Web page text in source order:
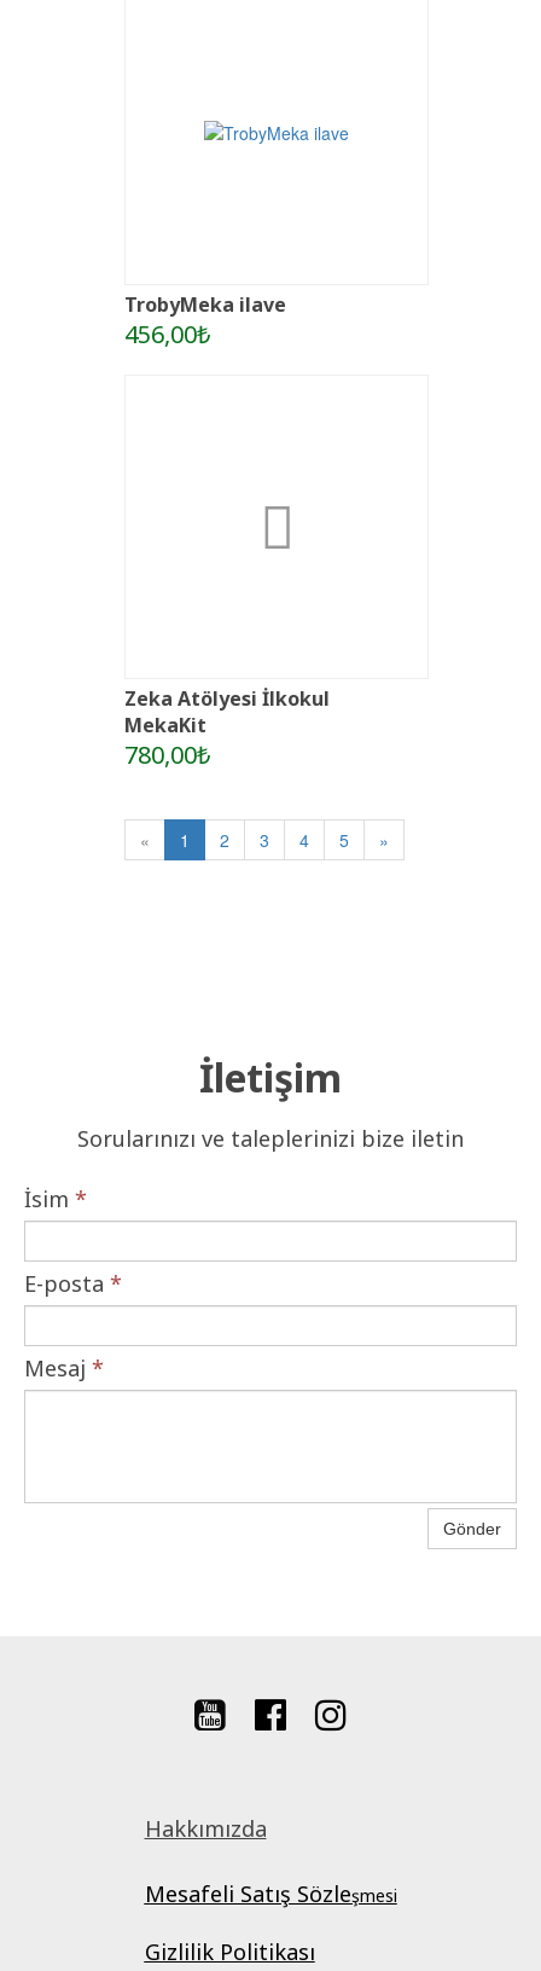
TrobyMeka ilave
456,00₺
Zeka Atölyesi İlkokul
MekaKit
780,00₺
« 1 2 3 4 5 »
İletişim
Sorularınızı ve taleplerinizi bize iletin
İsim *
E-posta *
Mesaj *
Gönder
  
Hakkımızda
Mesafeli Satış Sözleşmesi
Gizlilik Politikası